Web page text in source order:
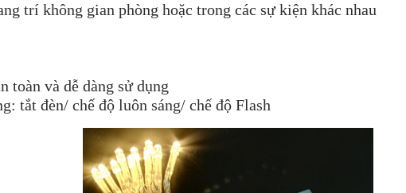
trí không gian phòng hoặc trong các sự kiện khác nhau
toàn và dễ dàng sử dụng
tắt đèn/ chế độ luôn sáng/ chế độ Flash